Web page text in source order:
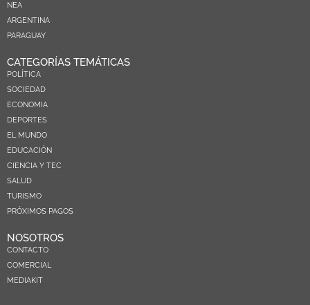
NEA
ARGENTINA
PARAGUAY
CATEGORÍAS TEMÁTICAS
POLÍTICA
SOCIEDAD
ECONOMIA
DEPORTES
EL MUNDO
EDUCACIÓN
CIENCIA Y TEC
SALUD
TURISMO
PRÓXIMOS PAGOS
NOSOTROS
CONTACTO
COMERCIAL
MEDIAKIT